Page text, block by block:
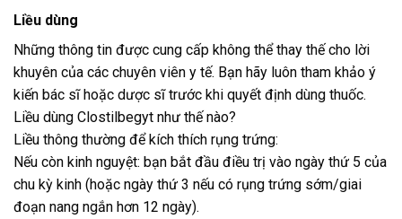
Liều dùng
Những thông tin được cung cấp không thể thay thế cho lời
khuyên của các chuyên viên y tế. Bạn hãy luôn tham khảo ý
kiến bác sĩ hoặc dược sĩ trước khi quyết định dùng thuốc.
Liều dùng Clostilbegyt như thế nào?
Liều thông thường để kích thích rụng trứng:
Nếu còn kinh nguyệt: bạn bắt đầu điều trị vào ngày thứ 5 của
chu kỳ kinh (hoặc ngày thứ 3 nếu có rụng trứng sớm/giai
đoạn nang ngắn hơn 12 ngày).